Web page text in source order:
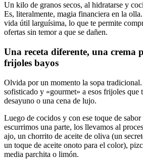
Un kilo de granos secos, al hidratarse y
Es, literalmente, magia financiera en la
vida útil larguísima, lo que te permite
ofertas sin temor a que se dañen.
Una receta diferente, una crema
frijoles bayos
Olvida por un momento la sopa
sofisticado y «gourmet» a esos frijoles que
desayuno o una cena de lujo.
Luego de cocidos y con ese toque de sabor
escurrimos una parte, los llevamos al
ajo, un chorrito de aceite de oliva (un
un toque de aceite onoto para el color),
media parchita o limón.